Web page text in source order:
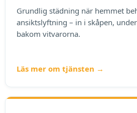
Grundlig städning när hemmet
ansiktslyftning – in i skåpen,
bakom vitvarorna.
Läs mer om tjänsten →